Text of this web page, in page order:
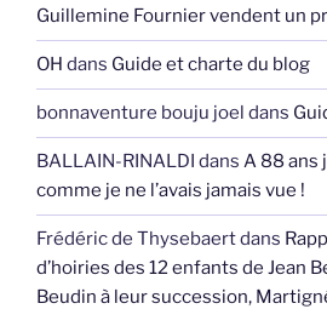
Guillemine Fournier vendent un
OH dans Guide et charte du blog
bonnaventure bouju joel dans
BALLAIN-RINALDI dans A 88 ans
comme je ne l’avais jamais vue !
Frédéric de Thysebaertdans
d’hoiries des 12 enfants de Jean
Beudin à leur succession,